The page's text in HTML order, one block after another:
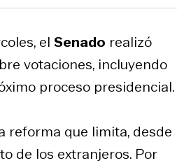
el Senado realizó
votaciones, incluyendo
proceso presidencial.
reforma que limita, desde
de los extranjeros. Por